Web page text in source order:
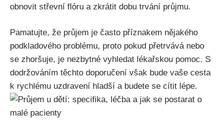
obnovit střevní flóru a zkrátit dobu trvání průjmu.
Pamatujte, že průjem je často příznakem nějakého
podkladového problému, proto pokud přetrvává nebo
se ​zhoršuje, je nezbytné vyhledat lékařskou⁣ pomoc. S
dodržováním těchto doporučení však ⁣bude vaše cesta
k rychlému uzdravení hladší a budete se cítit lépe.